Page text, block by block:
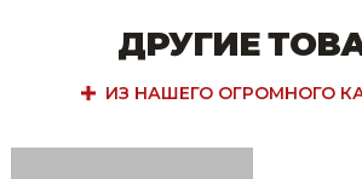
ДРУГИЕ
ИЗ НАШЕГО ОГРОМНОГО